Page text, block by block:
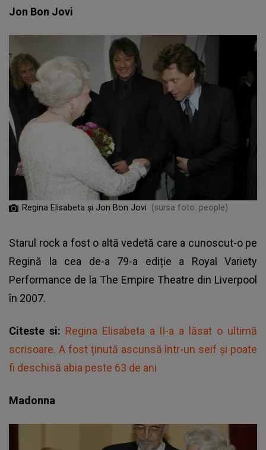
Jon Bon Jovi
Regina Elisabeta și Jon Bon Jovi (sursa foto: people)
Starul rock a fost o altă vedetă care a cunoscut-o pe
Regină la cea de-a 79-a ediție a Royal Variety
Performance de la The Empire Theatre din Liverpool
în 2007.
Citeste si: Regina Elisabeta a II-a a lăsat o ultimă
scrisoare. A fost ținută ascunsă într-un seif și poate
fi deschisă abia peste 63 de ani
Madonna